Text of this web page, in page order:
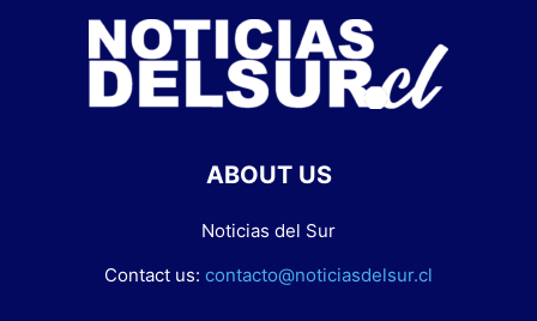
ABOUT US
Noticias del Sur
Contact us: contacto@noticiasdelsur.cl